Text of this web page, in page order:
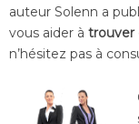
auteur Solenn a
vous aider à trouver
n’hésitez pas à